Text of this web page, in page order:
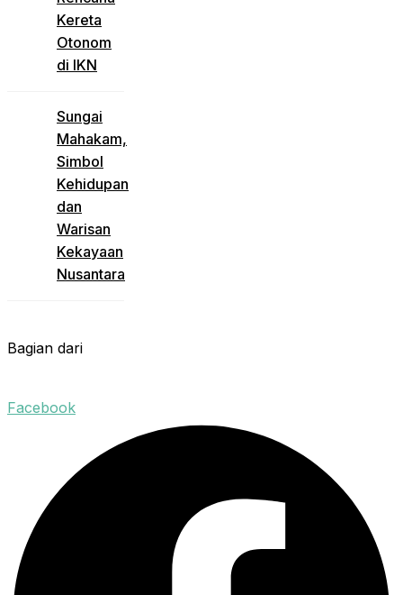
Kereta
Otonom
di IKN
Sungai
Mahakam,
Simbol
Kehidupan
dan
Warisan
Kekayaan
Nusantara
Bagian dari
Facebook